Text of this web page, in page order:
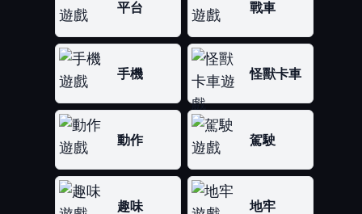
平台 戰車
手機 怪獸卡車
動作 駕駛
趣味 地牢